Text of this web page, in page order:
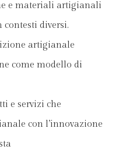
e materiali artigianali
contesti diversi.
artigianale
come modello di
e servizi che
con l’innovazione